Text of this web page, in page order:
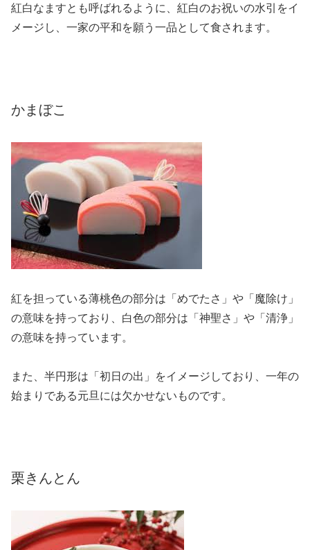
紅白なますとも呼ばれるように、紅白のお祝いの水引をイ
メージし、一家の平和を願う一品として食されます。
かまぼこ
紅を担っている薄桃色の部分は「めでたさ」や「魔除け」
の意味を持っており、白色の部分は「神聖さ」や「清浄」
の意味を持っています。
また、半円形は「初日の出」をイメージしており、一年の
始まりである元旦には欠かせないものです。
栗きんとん